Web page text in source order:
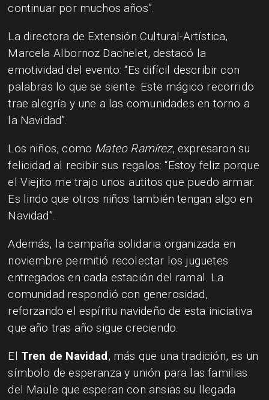
continuar por muchos años”.
La directora de Extensión Cultural-Artística,
Marcela Albornoz Dachelet, destacó la
emotividad del evento: “Es difícil describir con
palabras lo que se siente. Este mágico recorrido
trae alegría y une a las comunidades en torno a
la Navidad”.
Los niños, como Mateo Ramírez, expresaron su
felicidad al recibir sus regalos: “Estoy feliz porque
el Viejito me trajo unos autitos que puedo armar.
Es lindo que otros niños también tengan algo en
Navidad”.
Además, la campaña solidaria organizada en
noviembre permitió recolectar los juguetes
entregados en cada estación del ramal. La
comunidad respondió con generosidad,
reforzando el espíritu navideño de esta iniciativa
que año tras año sigue creciendo.
El Tren de Navidad, más que una tradición, es un
símbolo de esperanza y unión para las familias
del Maule que esperan con ansias su llegada